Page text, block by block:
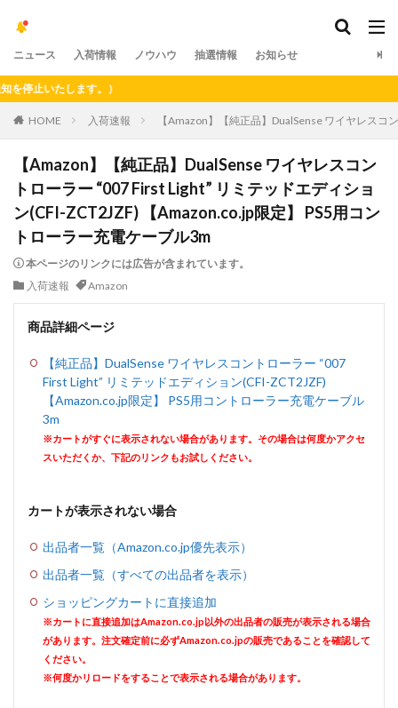
ニュース 入荷情報 ノウハウ 抽選情報 お知らせ
いたします。）
HOME 入荷速報 【Amazon】【純正品】DualSense ワイヤレス
【Amazon】【純正品】DualSense ワイヤレスコン
トローラー “007 First Light” リミテッドエディショ
ン(CFI-ZCT2JZF) 【Amazon.co.jp限定】 PS5用コン
トローラー充電ケーブル3m
本ページのリンクには広告が含まれています。
入荷速報
Amazon
商品詳細ページ
【純正品】DualSense ワイヤレスコントローラー “007
First Light” リミテッドエディション(CFI-ZCT2JZF)
【Amazon.co.jp限定】 PS5用コントローラー充電ケーブル
3m
※カートがすぐに表示されない場合があります。その場合は何度かアクセ
スいただくか、下記のリンクもお試しください。
カートが表示されない場合
出品者一覧（Amazon.co.jp優先表示）
出品者一覧（すべての出品者を表示）
ショッピングカートに直接追加
※カートに直接追加はAmazon.co.jp以外の出品者の販売が表示される場合
があります。注文確定前に必ずAmazon.co.jpの販売であることを確認して
ください。
※何度かリロードをすることで表示される場合があります。